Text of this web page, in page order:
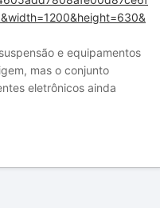
e equipamentos
mas o conjunto
eletrônicos ainda